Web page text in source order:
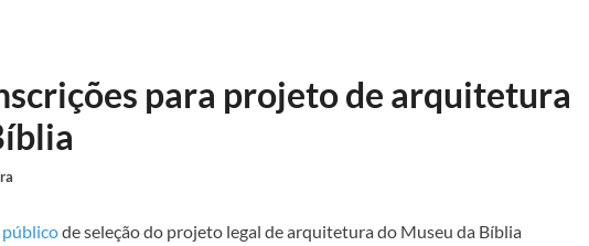
para projeto de arquitetura
de seleção do projeto legal de arquitetura do Museu da Bíblia